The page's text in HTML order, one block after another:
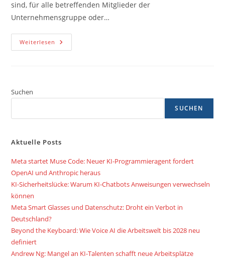
sind, für alle betreffenden Mitglieder der
Unternehmensgruppe oder…
Weiterlesen Artikel
47
Suchen
SUCHEN
Aktuelle Posts
Meta startet Muse Code: Neuer KI-Programmieragent fordert
OpenAI und Anthropic heraus
KI-Sicherheitslücke: Warum KI-Chatbots Anweisungen verwechseln
können
Meta Smart Glasses und Datenschutz: Droht ein Verbot in
Deutschland?
Beyond the Keyboard: Wie Voice AI die Arbeitswelt bis 2028 neu
definiert
Andrew Ng: Mangel an KI-Talenten schafft neue Arbeitsplätze